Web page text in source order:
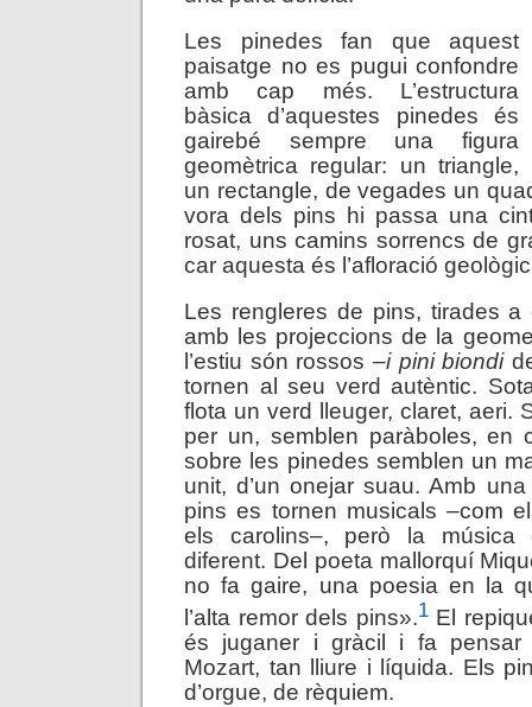
Les pinedes fan que aquest
paisatge no es pugui confondre
amb cap més. L’estructura
bàsica d’aquestes pinedes és
gairebé sempre una figura
geomètrica regular: un triangle,
un rectangle, de vegades un
vora dels pins hi passa una
rosat, uns camins sorrencs de
car aquesta és l’afloració
Les rengleres de pins, tirades a
amb les projeccions de la
l’estiu són rossos –i pini biondi
tornen al seu verd autèntic.
flota un verd lleuger, claret, aeri.
per un, semblen paràboles, en
sobre les pinedes semblen un
unit, d’un onejar suau. Amb
pins es tornen musicals –com
els carolins–, però la
diferent. Del poeta mallorquí
no fa gaire, una poesia en la
l’alta remor dels pins».1El
és juganer i gràcil i fa
Mozart, tan lliure i líquida. Els
d’orgue, de rèquiem.